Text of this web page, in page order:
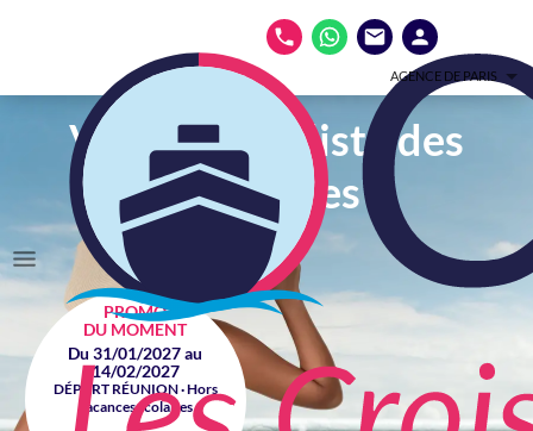
AGENCE DE PARIS
Votre spécialiste des
croisières
PROMO
DU MOMENT
Du 31/01/2027 au
14/02/2027
DÉPART RÉUNION · Hors
vacances scolaires